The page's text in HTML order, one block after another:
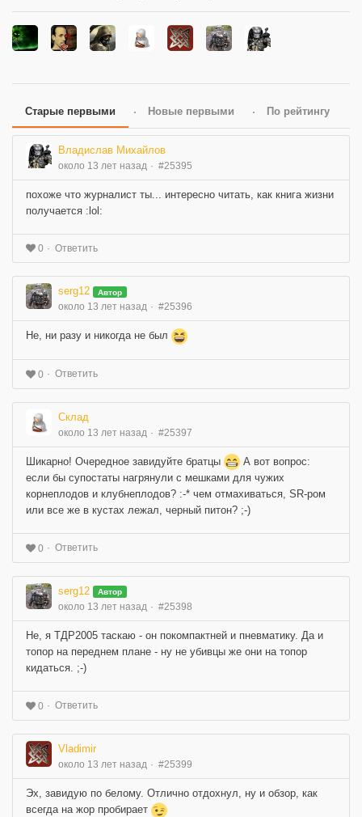
Старые первыми Новые первыми По рейтингу
Владислав Михайлов
около 13 лет назад #25395
похоже что журналист ты... интересно читать, как книга жизни
получается :lol:
0 Ответить
serg12 Автор
около 13 лет назад #25396
Не, ни разу и никогда не был
0 Ответить
Склад
около 13 лет назад #25397
Шикарно! Очередное завидуйте братцы
А вот вопрос:
если бы супостаты нагрянули с мешками для чужих
корнеплодов и клубнеплодов? :-* чем отмахиваться, SR-ром
или все же в кустах лежал, черный питон? ;-)
0 Ответить
serg12 Автор
около 13 лет назад #25398
Не, я ТДР2005 таскаю - он покомпактней и пневматику. Да и
топор на переднем плане - ну не убивцы же они на топор
кидаться. ;-)
0 Ответить
Vladimir
около 13 лет назад #25399
Эх, завидую по белому. Отлично отдохнул, ну и обзор, как
всегда на жор пробирает